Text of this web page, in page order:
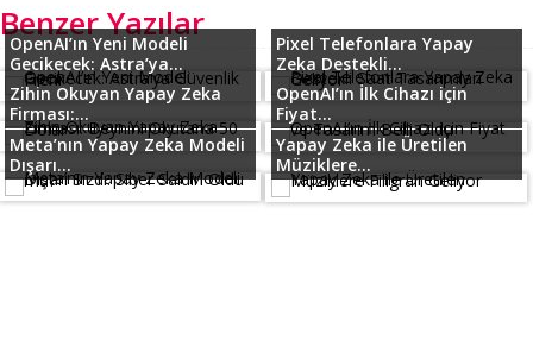
Benzer Yazılar
OpenAI’ın Yeni Modeli
Gecikecek: Astra’ya...
Pixel Telefonlara Yapay
Zeka Destekli...
Zihin Okuyan Yapay Zeka
Firması:...
OpenAI’ın İlk Cihazı için
Fiyat...
Meta’nın Yapay Zeka Modeli
Dışarı...
Yapay Zeka ile Üretilen
Müziklere...